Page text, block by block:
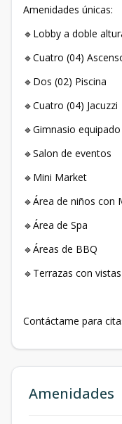
Amenidades únicas:
🔹Lobby a doble
🔹Cuatro (04)
🔹Dos (02) Piscina
🔹Cuatro (04) Jacuzzi
🔹Gimnasio equipado
🔹Salon de eventos
🔹Mini Market
🔹Área de niños con
🔹Área de Spa
🔹Áreas de BBQ
🔹Terrazas con
Contáctame para
Amenidades